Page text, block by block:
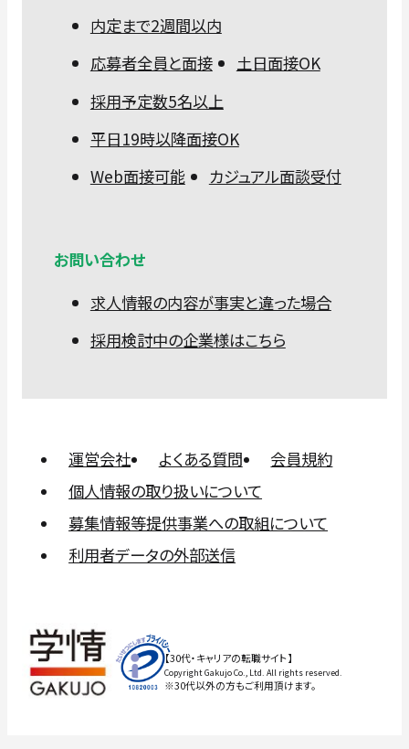
内定まで2週間以内
応募者全員と面接
土日面接OK
採用予定数5名以上
平日19時以降面接OK
Web面接可能
カジュアル面談受付
お問い合わせ
求人情報の内容が事実と違った場合
採用検討中の企業様はこちら
運営会社 よくある質問
会員規約
個人情報の取り扱いについて
募集情報等提供事業への取組について
利用者データの外部送信
【30代・キャリアの転職サイト】
Copyright Gakujo Co., Ltd. All rights reserved.
※30代以外の方もご利用頂けます。